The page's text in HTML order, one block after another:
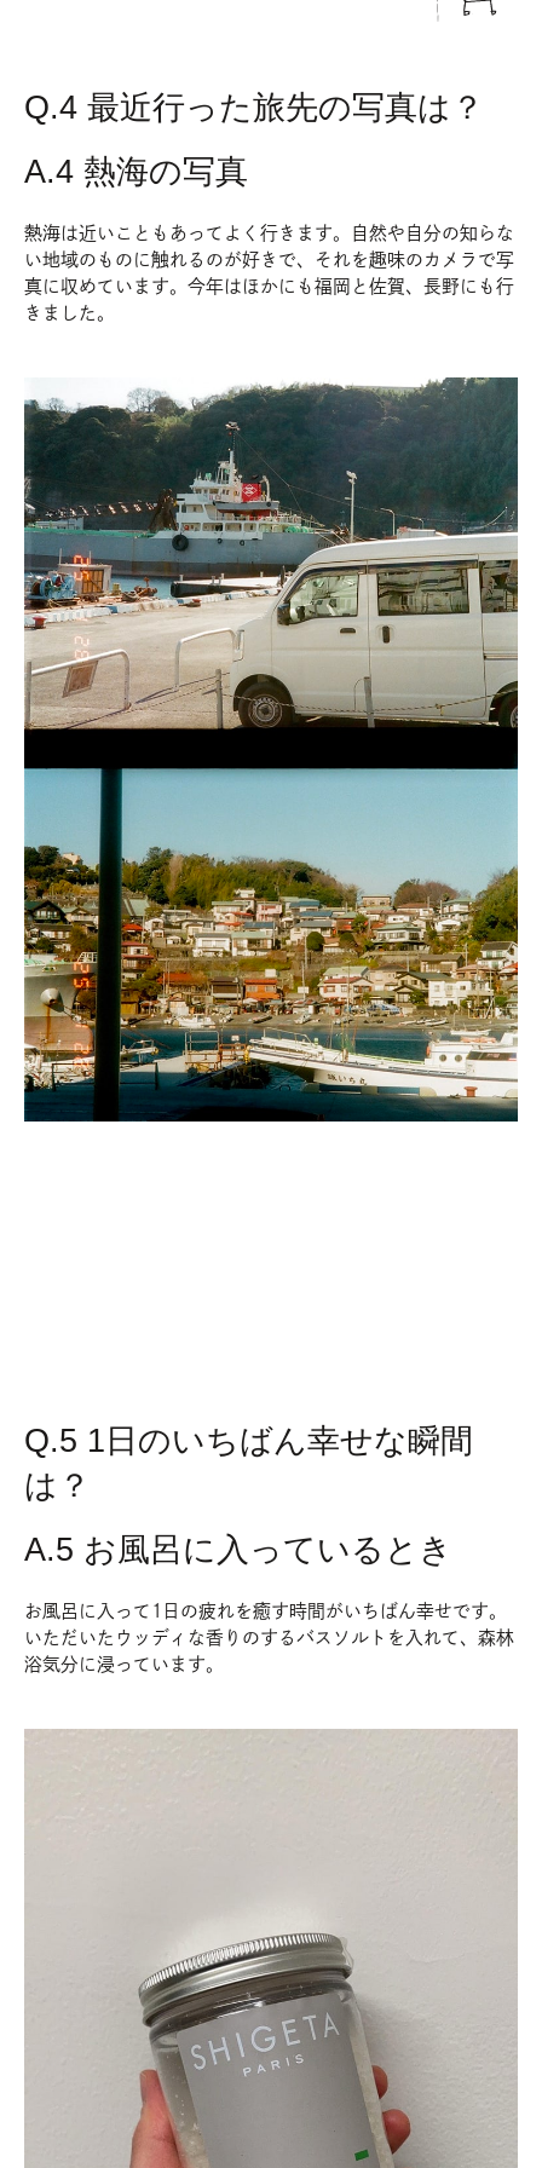
Q.4 最近行った旅先の写真は？
A.4 熱海の写真
熱海は近いこともあってよく行きます。自然や自分の知らな
い地域のものに触れるのが好きで、それを趣味のカメラで写
真に収めています。今年はほかにも福岡と佐賀、長野にも行
きました。
Q.5 1日のいちばん幸せな瞬間
は？
A.5 お風呂に入っているとき
お風呂に入って1日の疲れを癒す時間がいちばん幸せです。
いただいたウッディな香りのするバスソルトを入れて、森林
浴気分に浸っています。